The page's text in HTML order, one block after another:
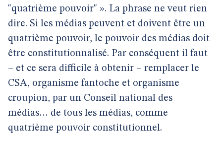
"quatrième pouvoir" ». La phrase ne veut rien
dire. Si les médias peuvent et doivent être un
quatrième pouvoir, le pouvoir des médias doit
être constitutionnalisé. Par conséquent il faut
– et ce sera difficile à obtenir – remplacer le
CSA, organisme fantoche et organisme
croupion, par un Conseil national des
médias… de tous les médias, comme
quatrième pouvoir constitutionnel.